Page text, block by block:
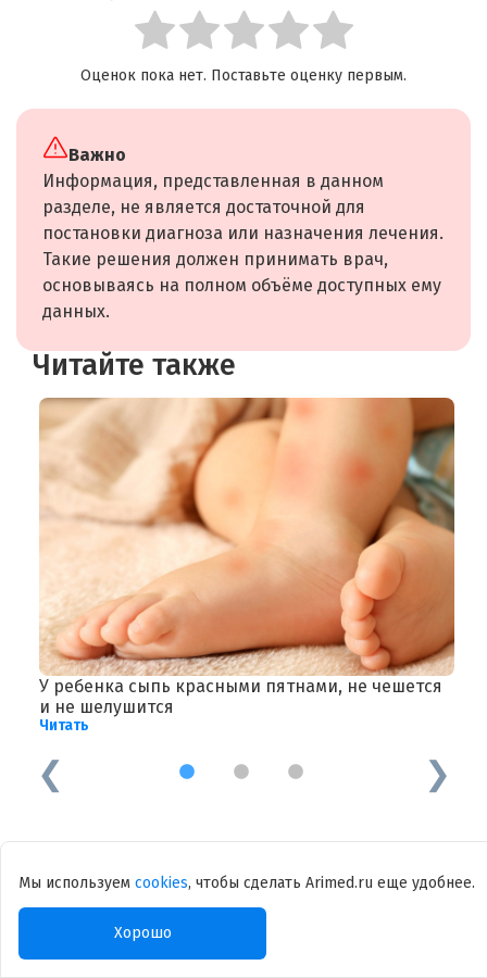
Оценок пока нет. Поставьте оценку первым.
Важно
Информация, представленная в данном
разделе, не является достаточной для
постановки диагноза или назначения лечения.
Такие решения должен принимать врач,
основываясь на полном объёме доступных ему
данных.
Читайте также
У ребенка сыпь красными пятнами, не чешется
и не шелушится
Читать
1 2 3
Остались вопросы? Задайте их
внутри системы или запишитесь на
Мы используем cookies, чтобы сделать Arimed.ru еще удобнее.
Хорошо